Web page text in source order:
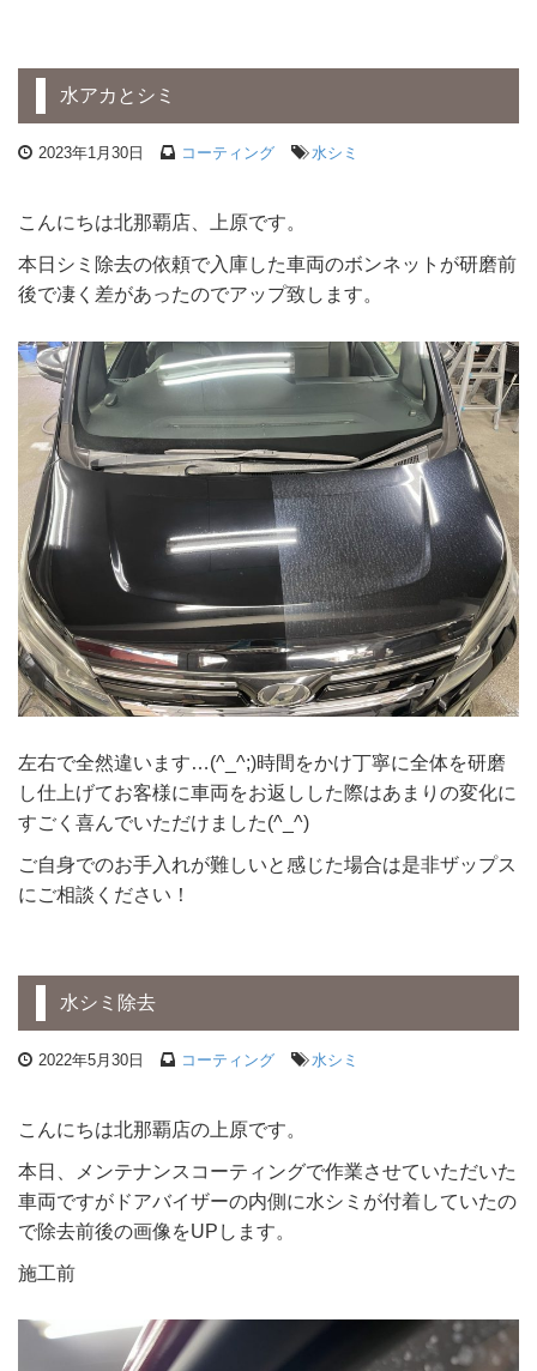
水アカとシミ
2023年1月30日 コーティング 水シミ
こんにちは北那覇店、上原です。
本日シミ除去の依頼で入庫した車両のボンネットが研磨前
後で凄く差があったのでアップ致します。
左右で全然違います…(^_^;)時間をかけ丁寧に全体を研磨
し仕上げてお客様に車両をお返しした際はあまりの変化に
すごく喜んでいただけました(^_^)
ご自身でのお手入れが難しいと感じた場合は是非ザップス
にご相談ください！
水シミ除去
2022年5月30日 コーティング 水シミ
こんにちは北那覇店の上原です。
本日、メンテナンスコーティングで作業させていただいた
車両ですがドアバイザーの内側に水シミが付着していたの
で除去前後の画像をUPします。
施工前